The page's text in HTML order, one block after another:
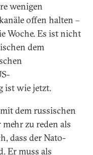
wenigen
offen halten –
Woche. Es ist nicht
dem
ist wie jetzt.
dem russischen
zu reden als
dass der Nato-
Er muss als